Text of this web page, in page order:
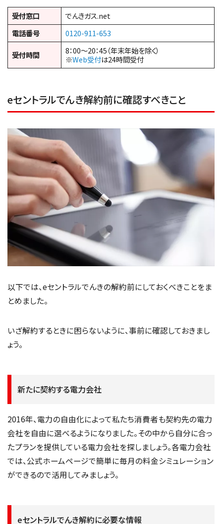
受付窓口
でんきガス.net
電話番号
0120-911-653
受付時間
8：00～20：45（年末年始を除く）
※Web受付は24時間受付
eセントラルでんき解約前に確認すべきこと
以下では、eセントラルでんきの解約前にしておくべきことをま
とめました。
いざ解約するときに困らないように、事前に確認しておきまし
ょう。
新たに契約する電力会社
2016年、電力の自由化によって私たち消費者も契約先の電力
会社を自由に選べるようになりました。その中から自分に合っ
たプランを提供している電力会社を探しましょう。各電力会社
では、公式ホームページで簡単に毎月の料金シミュレーション
ができるので活用してみましょう。
eセントラルでんき解約に必要な情報